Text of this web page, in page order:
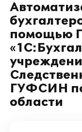
помощью
ГУФСИН
области